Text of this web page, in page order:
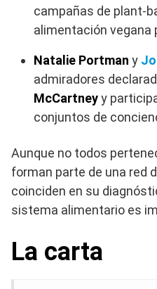
campañas de plant-
alimentación vegana
Natalie Portman y
admiradores
McCartneyy
conjuntos de
Aunque no todos
forman parte de una red
coinciden en su
sistema alimentario es
La carta